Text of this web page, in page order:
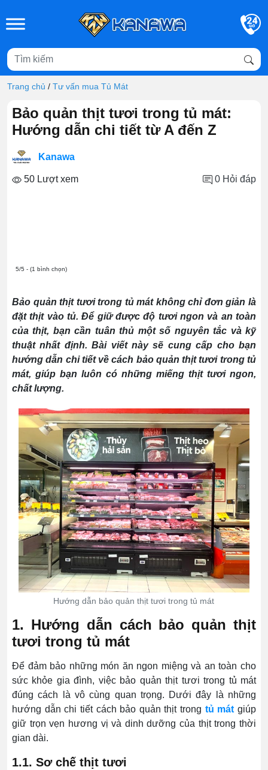
Trang chủ / Tư vấn mua Tủ Mát
Bảo quản thịt tươi trong tủ mát:
Hướng dẫn chi tiết từ A đến Z
Kanawa
50 Lượt xem 0 Hỏi đáp
5/5 - (1 bình chọn)
Bảo quản thịt tươi trong tủ mát không chỉ đơn giản là
đặt thịt vào tủ. Để giữ được độ tươi ngon và an toàn
của thịt, bạn cần tuân thủ một số nguyên tắc và kỹ
thuật nhất định. Bài viết này sẽ cung cấp cho bạn
hướng dẫn chi tiết về cách bảo quản thịt tươi trong tủ
mát, giúp bạn luôn có những miếng thịt tươi ngon,
chất lượng.
Hướng dẫn bảo quản thịt tươi trong tủ mát
1. Hướng dẫn cách bảo quản thịt
tươi trong tủ mát
Để đảm bảo những món ăn ngon miệng và an toàn cho
sức khỏe gia đình, việc bảo quản thịt tươi trong tủ mát
đúng cách là vô cùng quan trọng. Dưới đây là những
hướng dẫn chi tiết cách bảo quản thịt trong tủ mát giúp
giữ trọn vẹn hương vị và dinh dưỡng của thịt trong thời
gian dài.
1.1. Sơ chế thịt tươi